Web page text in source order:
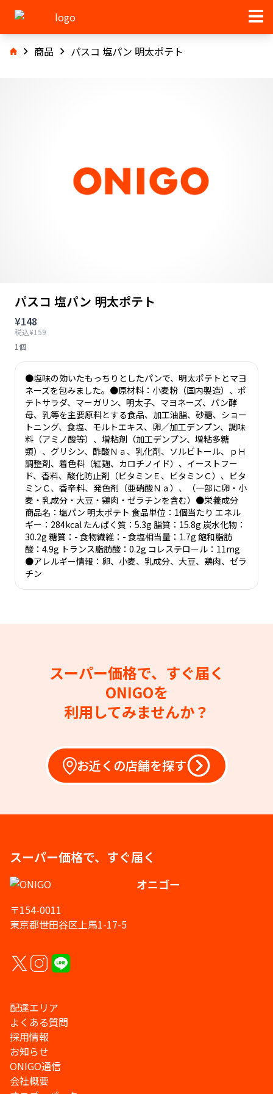
商品 パスコ 塩パン 明太ポテト
パスコ 塩パン 明太ポテト
¥148
税込¥159
1個
●塩味の効いたもっちりとしたパンで、明太ポテトとマヨ
ネーズを包みました。●原材料：小麦粉（国内製造）、ポ
テトサラダ、マーガリン、明太子、マヨネーズ、パン酵
母、乳等を主要原料とする食品、加工油脂、砂糖、ショー
トニング、食塩、モルトエキス、卵／加工デンプン、調味
料（アミノ酸等）、増粘剤（加工デンプン、増粘多糖
類）、グリシン、酢酸Ｎａ、乳化剤、ソルビトール、ｐＨ
調整剤、着色料（紅麹、カロチノイド）、イーストフー
ド、香料、酸化防止剤（ビタミンＥ、ビタミンＣ）、ビタ
ミンＣ、香辛料、発色剤（亜硝酸Ｎａ）、（一部に卵・小
麦・乳成分・大豆・鶏肉・ゼラチンを含む）●栄養成分
商品名：塩パン 明太ポテト 食品単位：1個当たり エネル
ギー：284kcal たんぱく質：5.3g 脂質：15.8g 炭水化物：
30.2g 糖質：- 食物繊維：- 食塩相当量：1.7g 飽和脂肪
酸：4.9g トランス脂肪酸：0.2g コレステロール：11mg
●アレルギー情報：卵、小麦、乳成分、大豆、鶏肉、ゼラ
チン
スーパー価格で、すぐ届く
ONIGOを
利用してみませんか？
お近くの店舗を探す
スーパー価格で、すぐ届く
オニゴー
〒154-0011
東京都世田谷区上馬1-17-5
配達エリア
よくある質問
採用情報
お知らせ
ONIGO通信
会社概要